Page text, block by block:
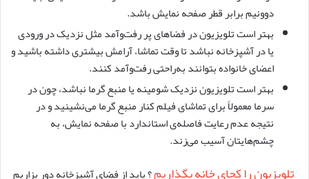
دوونیم برابر قطر صفحه نمایش باشد.
بهتر است تلویزیون در فضاهای پر رفت‌وآمد مثل نزدیک در ورودی
یا در آشپزخانه نباشد تا وقت تماشا، آرامش بیشتری داشته باشید و
اعضای خانواده بتوانند به‌راحتی رفت‌وآمد کنند.
بهتر است تلویزیون نزدیک شومینه یا منبع گرما نباشد، چون در
سرما معمولاً برای تماشای فیلم کنار منبع گرما می‌نشینید و در
نتیجه عدم رعایت فاصله‌ی استاندارد با صفحه نمایش، به
چشم‌هایتان آسیب می‌زند.
تلویزیون را کجای خانه بگذاریم؟ باید از فضای آشپزخانه دور بزاریم